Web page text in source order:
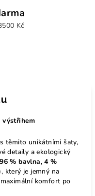
Kč
výstřihem
těmito unikátními šaty,
detaily a ekologický
% bavlna, 4 %
, který je jemný na
komfort po